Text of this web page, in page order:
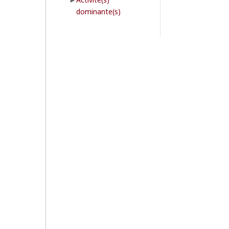
dominante(s)